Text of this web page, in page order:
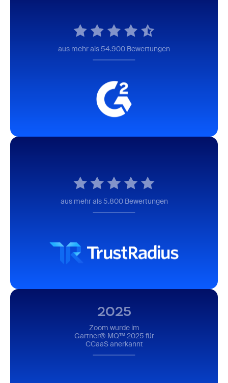
aus mehr als 54.900 Bewertungen
aus mehr als 5.800 Bewertungen
2025
Zoom wurde im
Gartner® MQ™ 2025 für
CCaaS anerkannt